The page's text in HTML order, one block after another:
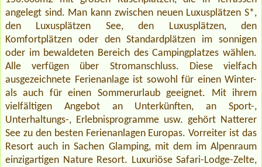
angelegt sind. Man kann zwischen neuen Luxusplätzen S*,
den Luxusplätzen See, den Luxusplätzen, den
Komfortplätzen oder den Standardplätzen im sonnigen
oder im bewaldeten Bereich des Campingplatzes wählen.
Alle verfügen über Stromanschluss. Diese vielfach
ausgezeichnete Ferienanlage ist sowohl für einen Winter-
als auch für einen Sommerurlaub geeignet. Mit ihrem
vielfältigen Angebot an Unterkünften, an Sport-,
Unterhaltungs-, Erlebnisprogramme usw. gehört Natterer
See zu den besten Ferienanlagen Europas. Vorreiter ist das
Resort auch in Sachen Glamping, mit dem im Alpenraum
einzigartigen Nature Resort. Luxuriöse Safari-Lodge-Zelte,